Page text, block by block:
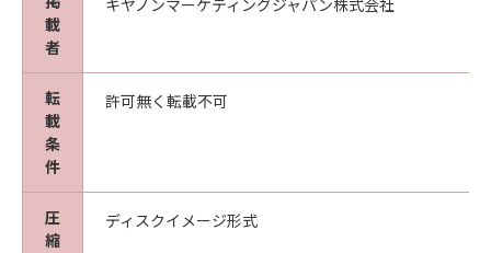
載
者
キヤノンマーケティングジャパン株式会社
転
載
条
件
許可無く転載不可
圧
縮
ディスクイメージ形式